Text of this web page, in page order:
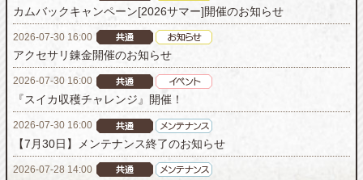
カムバックキャンペーン[2026サマー]開催のお知らせ
2026-07-30 16:00
アクセサリ錬金開催のお知らせ
2026-07-30 16:00
『スイカ収穫チャレンジ』開催！
2026-07-30 16:00
【7月30日】メンテナンス終了のお知らせ
2026-07-28 14:00